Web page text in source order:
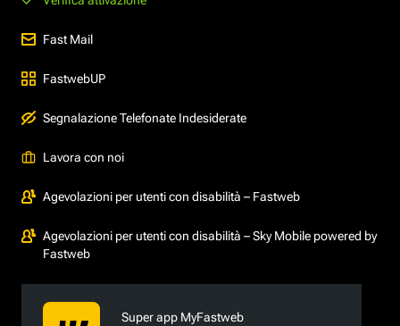
Fast Mail
FastwebUP
Segnalazione Telefonate Indesiderate
Lavora con noi
Agevolazioni per utenti con disabilità – Fastweb
Agevolazioni per utenti con disabilità – Sky Mobile powered by
Fastweb
Super app MyFastweb